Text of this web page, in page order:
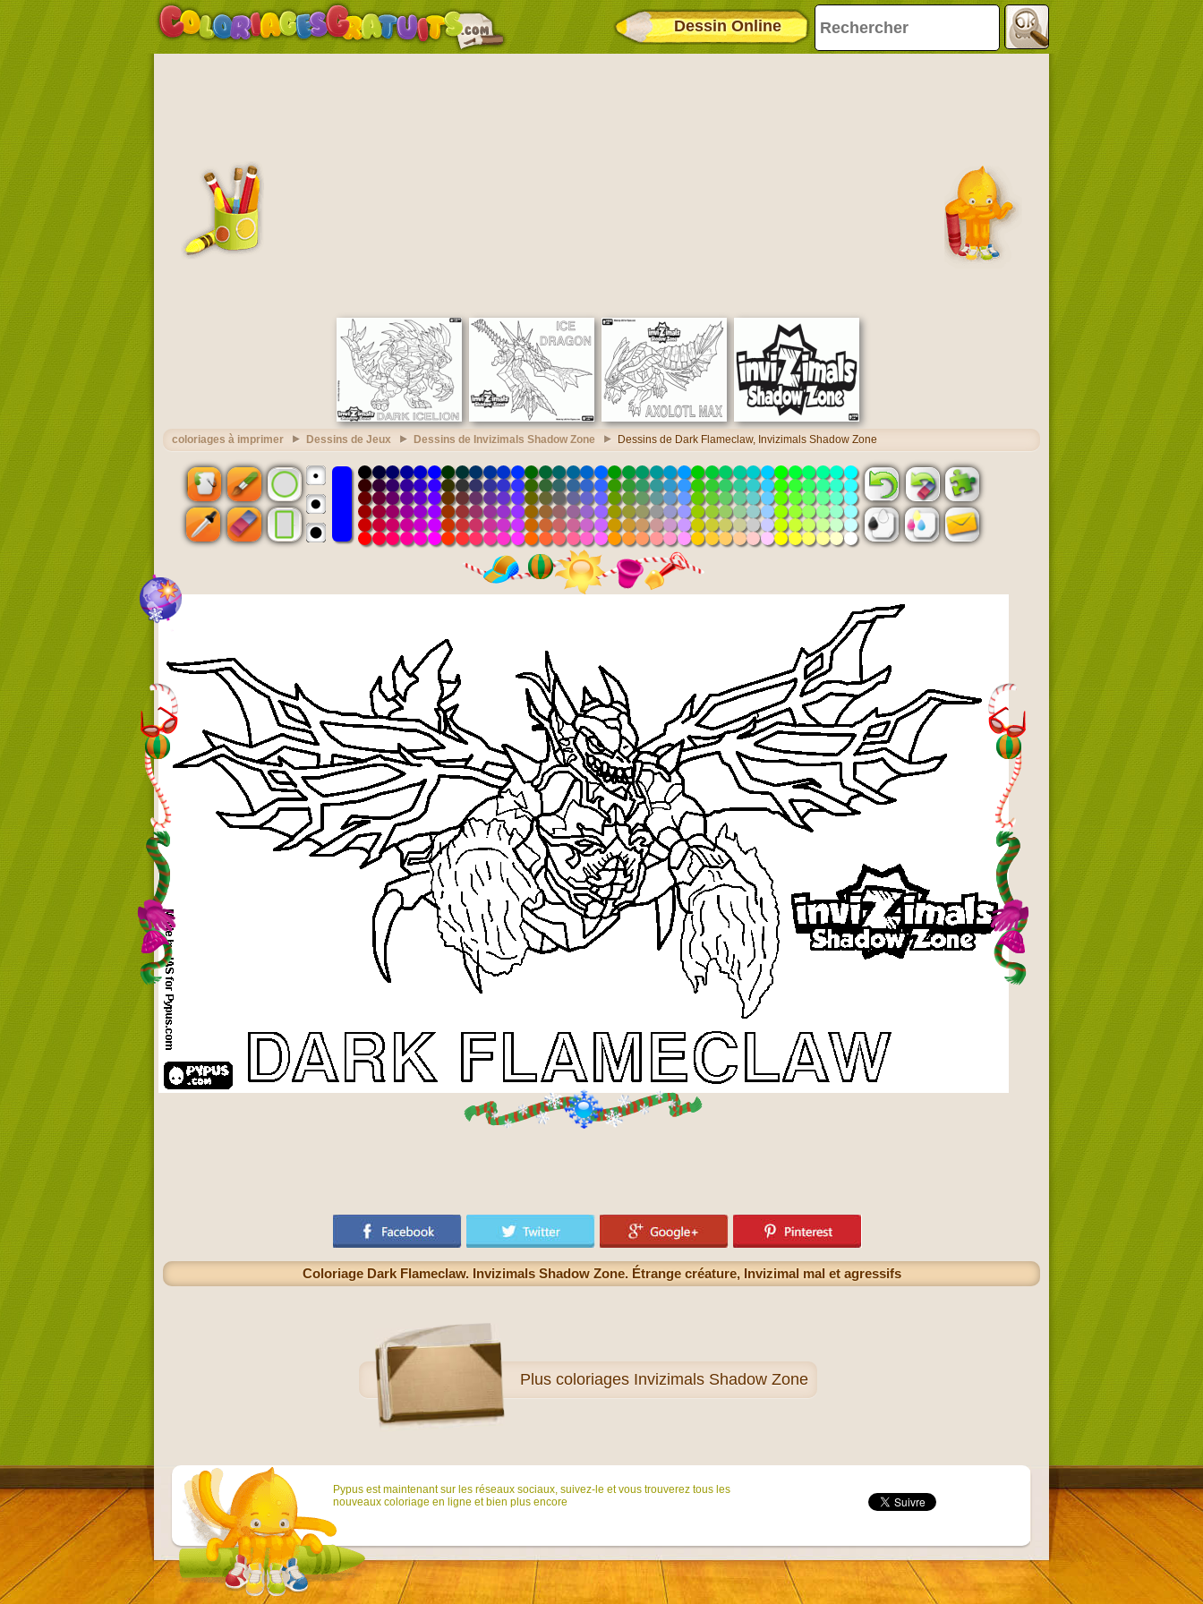
Dessin Online
coloriages à imprimer Dessins de Jeux Dessins de Invizimals Shadow Zone Dessins de Dark Flameclaw, Invizimals Shadow Zone
Coloriage Dark Flameclaw. Invizimals Shadow Zone. Étrange créature, Invizimal mal et agressifs
Plus coloriages Invizimals Shadow Zone
Pypus est maintenant sur ​​les réseaux sociaux, suivez-le et vous trouverez tous les
nouveaux coloriage en ligne et bien plus encore